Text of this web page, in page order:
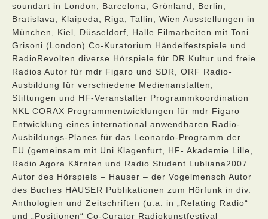
soundart in London, Barcelona, Grönland, Berlin,
Bratislava, Klaipeda, Riga, Tallin, Wien Ausstellungen in
München, Kiel, Düsseldorf, Halle Filmarbeiten mit Toni
Grisoni (London) Co-Kuratorium Händelfestspiele und
RadioRevolten diverse Hörspiele für DR Kultur und freie
Radios Autor für mdr Figaro und SDR, ORF Radio-
Ausbildung für verschiedene Medienanstalten,
Stiftungen und HF-Veranstalter Programmkoordination
NKL CORAX Programmentwicklungen für mdr Figaro
Entwicklung eines international anwendbaren Radio-
Ausbildungs-Planes für das Leonardo-Programm der
EU (gemeinsam mit Uni Klagenfurt, HF- Akademie Lille,
Radio Agora Kärnten und Radio Student Lubliana2007
Autor des Hörspiels – Hauser – der Vogelmensch Autor
des Buches HAUSER Publikationen zum Hörfunk in div.
Anthologien und Zeitschriften (u.a. in „Relating Radio“
und „Positionen“ Co-Curator Radiokunstfestival